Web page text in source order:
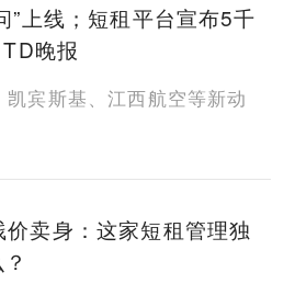
”上线；短租平台宣布5千
晚报
宾斯基、江西航空等新动
卖身：这家短租管理独